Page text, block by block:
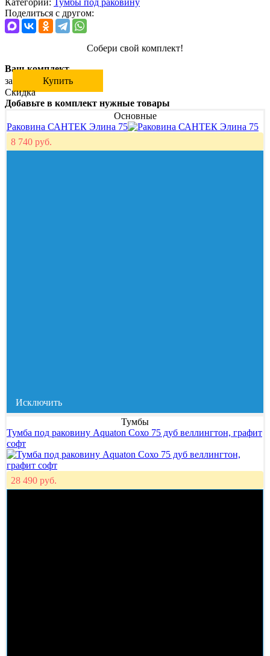
Поделиться с другом:
Собери свой комплект!
Ваш комплект
за
Купить
Скидка
Добавьте в комплект нужные товары
Основные
Раковина САНТЕК Элина 75
8 740 руб.
Исключить
Тумбы
Тумба под раковину Aquaton Сохо 75 дуб веллингтон, графит
софт
28 490 руб.